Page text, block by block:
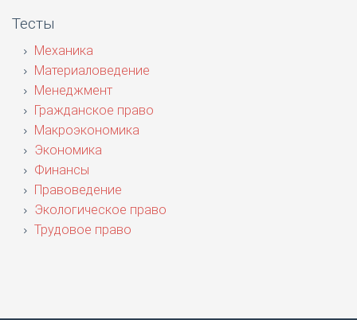
Тесты
Механика
Материаловедение
Менеджмент
Гражданское право
Макроэкономика
Экономика
Финансы
Правоведение
Экологическое право
Трудовое право